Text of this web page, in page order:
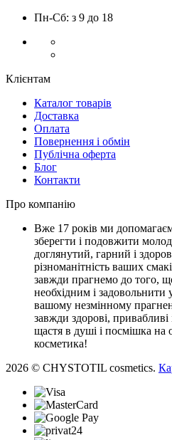
Пн-Сб: з 9 до 18
Клієнтам
Каталог товарів
Доставка
Оплата
Повернення і обмін
Публічна оферта
Блог
Контакти
Про компанію
Вже 17 років ми
зберегти і подовжити
доглянутий, гарний і
різноманітність ваших
завжди прагнемо до того,
необхідним і задовольнити
вашому незмінному
завжди здорові,
щастя в душі і посмішка на
косметика!
2026 © CHYSTOTIL cosmetics.